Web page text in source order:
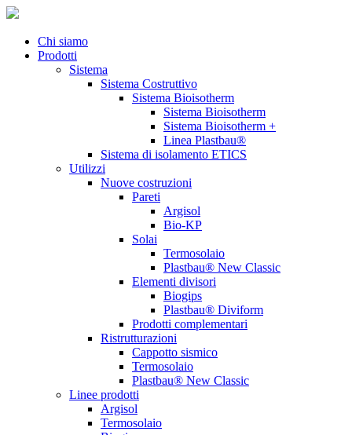
Chi siamo
Prodotti
Sistema
Sistema Costruttivo
Sistema Bioisotherm
Sistema Bioisotherm
Sistema Bioisotherm +
Linea Plastbau®
Sistema di isolamento ETICS
Utilizzi
Nuove costruzioni
Pareti
Argisol
Bio-KP
Solai
Termosolaio
Plastbau® New Classic
Elementi divisori
Biogips
Plastbau® Diviform
Prodotti complementari
Ristrutturazioni
Cappotto sismico
Termosolaio
Plastbau® New Classic
Linee prodotti
Argisol
Termosolaio